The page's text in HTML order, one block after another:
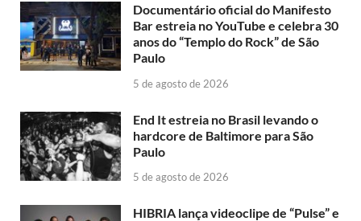
Documentário oficial do Manifesto
Bar estreia no YouTube e celebra 30
anos do “Templo do Rock” de São
Paulo
5 de agosto de 2026
End It estreia no Brasil levando o
hardcore de Baltimore para São
Paulo
5 de agosto de 2026
HIBRIA lança videoclipe de “Pulse” e